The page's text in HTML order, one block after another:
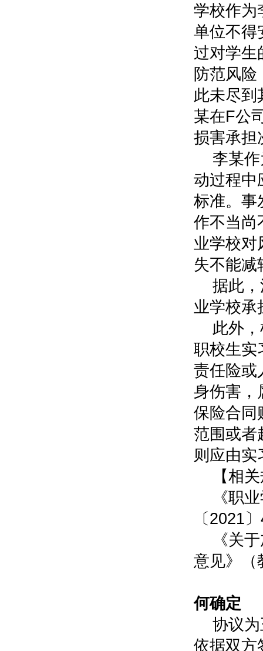
学校作为
单位不得
过对学生
防范风
此未尽到
某在F公
损害承担
李某
动过程中
标准。事
作不当尚
业学校对
失不能减
据此
业学校承
此外
职校生实
责任险或
身伤害，
保险合同
范围或者
则应由
【相
《职
〔2021
《关
意见》（
何确定
协议
依据双方